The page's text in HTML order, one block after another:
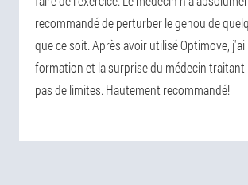
recommandé de perturber le genou de
que ce soit. Après avoir utilisé Optimove,
formation et la surprise du médecin traitant
pas de limites. Hautement recommandé!